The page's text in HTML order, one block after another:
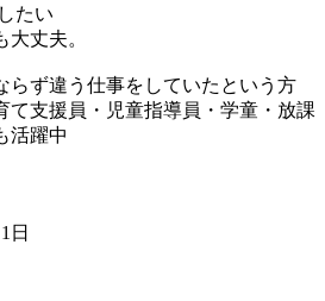
たい
丈夫。
ず違う仕事をしていたという方
支援員・児童指導員・学童・放課
活躍中
日